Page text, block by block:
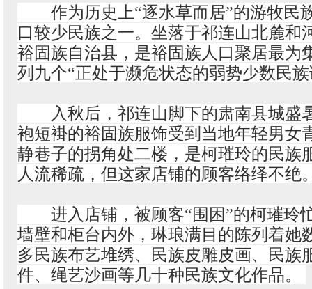
作为历史上“逐水草而居”的游牧民
口较少民族之一。坐落于祁连山北麓和
裕固族自治县，是裕固族人口聚居最为
列九个“正处于濒危状态的弱势少数民
入秋后，祁连山脚下的肃南县城盛
袍短褂的裕固族服饰受到当地年轻男女
静巷子的拐角处二楼，是柯璀玲的民族
人流稀疏，但这家店铺的顾客络绎不绝
进入店铺，被顾客“围困”的柯璀玲
墙壁和柜台内外，琳琅满目的陈列着她
多民族布艺堆绣、民族皮雕皮画、民族
件、绳艺沙画等几十种民族文化作品。